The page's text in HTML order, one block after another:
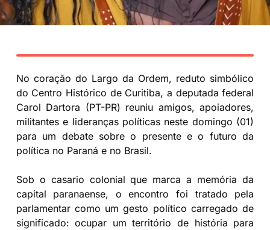
No coração do Largo da Ordem, reduto simbólico
do Centro Histórico de Curitiba, a deputada federal
Carol Dartora (PT-PR) reuniu amigos, apoiadores,
militantes e lideranças políticas neste domingo (01)
para um debate sobre o presente e o futuro da
política no Paraná e no Brasil.
Sob o casario colonial que marca a memória da
capital paranaense, o encontro foi tratado pela
parlamentar como um gesto político carregado de
significado: ocupar um território de história para